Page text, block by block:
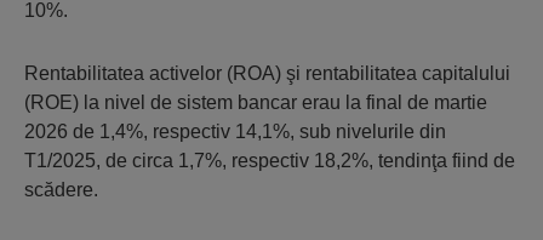
10%.
Rentabilitatea activelor (ROA) şi rentabilitatea capitalului
(ROE) la nivel de sistem bancar erau la final de martie
2026 de 1,4%, respectiv 14,1%, sub nivelurile din
T1/2025, de circa 1,7%, respectiv 18,2%, tendinţa fiind de
scădere.